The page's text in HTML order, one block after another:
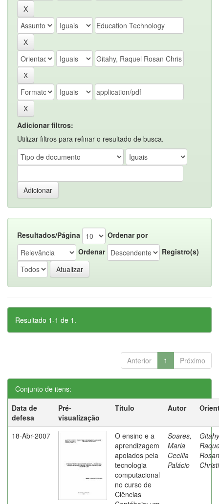
Adicionar filtros:
Utilizar filtros para refinar o resultado de busca.
Resultados/Página
Ordenar por
Ordenar
Registro(s)
Resultado 1-1 de 1.
Anterior 1 Próximo
Conjunto de itens:
Data de
defesa
Pré-
visualização
Título Autor
18-Abr-2007
O ensino e a
aprendizagem
apoiados pela
tecnologia
computacional
no curso de
Ciências
Soares,
Maria
Cecília
Palácio
Rosan